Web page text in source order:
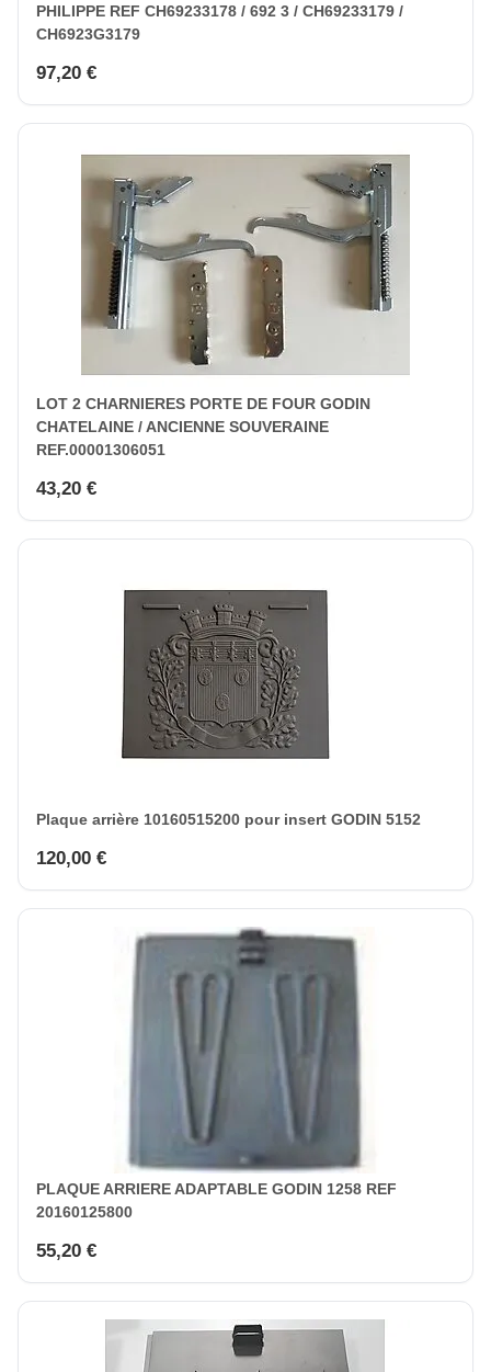
PHILIPPE REF CH69233178 / 692 3 / CH69233179 /
CH6923G3179
97,20 €
LOT 2 CHARNIERES PORTE DE FOUR GODIN
CHATELAINE / ANCIENNE SOUVERAINE
REF.00001306051
43,20 €
Plaque arrière 10160515200 pour insert GODIN 5152
120,00 €
PLAQUE ARRIERE ADAPTABLE GODIN 1258 REF
20160125800
55,20 €